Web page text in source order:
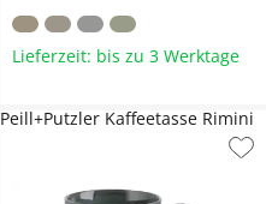
Lieferzeit: bis zu 3 Werktage
Peill+Putzler Kaffeetasse Rimini